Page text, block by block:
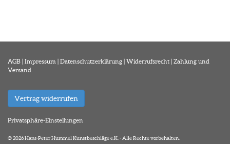
AGB | Impressum | Datenschutzerklärung | Widerrufsrecht | Zahlung und
Versand
Vertrag widerrufen
Privatsphäre-Einstellungen
© 2026 Hans-Peter Hummel Kunstbeschläge e.K. - Alle Rechte vorbehalten.